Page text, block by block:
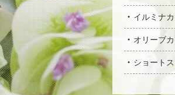
イルミナ
オリーブ
ショート